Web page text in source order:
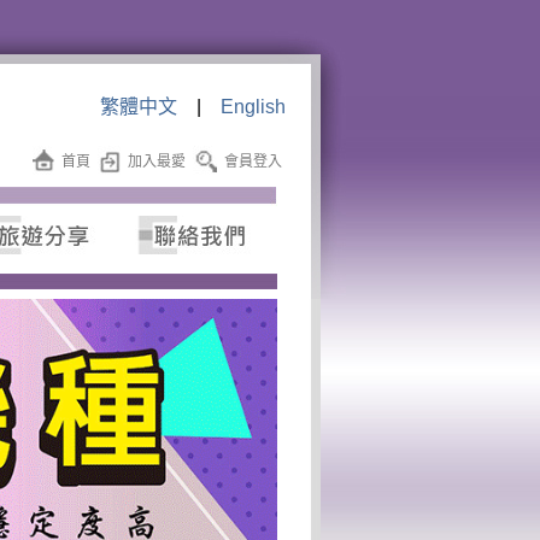
繁體中文| English
首頁 加入最愛 會員登入